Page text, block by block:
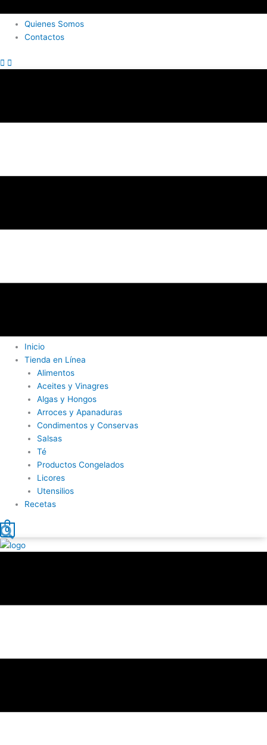
Quienes Somos
Contactos
Inicio
Tienda en Línea
Alimentos
Aceites y Vinagres
Algas y Hongos
Arroces y Apanaduras
Condimentos y Conservas
Salsas
Té
Productos Congelados
Licores
Utensilios
Recetas
Buscar
0